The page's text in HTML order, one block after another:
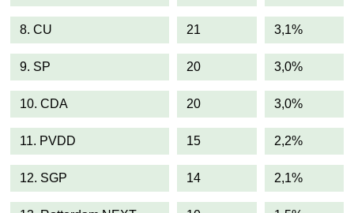
8. CU 21 3,1%
9. SP 20 3,0%
10. CDA 20 3,0%
11. PVDD 15 2,2%
12. SGP 14 2,1%